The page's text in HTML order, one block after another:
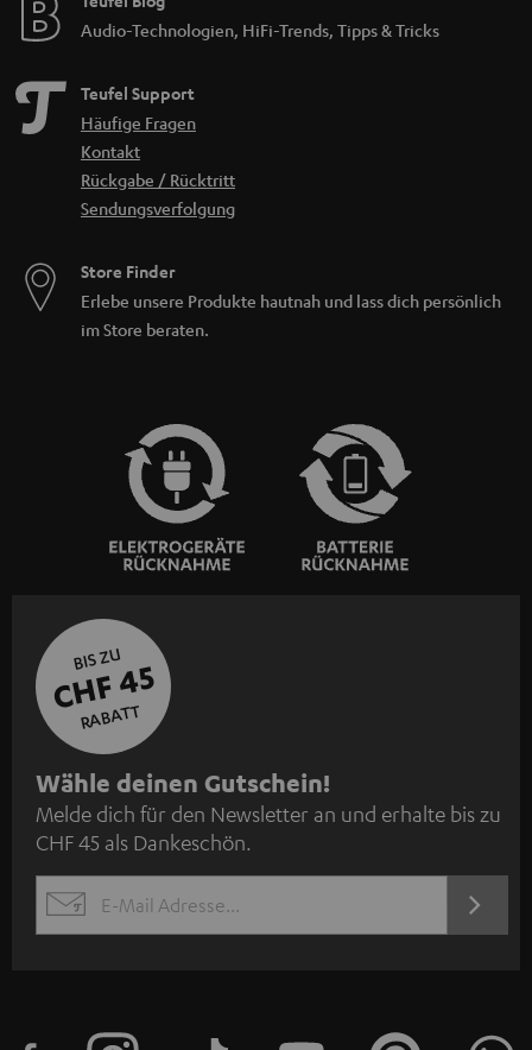
Audio-Technologien, HiFi-Trends, Tipps & Tricks
Teufel Support
Häufige Fragen
Kontakt
Rückgabe / Rücktritt
Sendungsverfolgung
Store Finder
Erlebe unsere Produkte hautnah und lass dich persönlich
im Store beraten.
BIS ZU
CHF 45
RABATT
N
e
w
s
l
Wähle deinen Gutschein!
Melde dich für den Newsletter an und erhalte bis zu
CHF 45 als Dankeschön.
EMAIL
JETZT